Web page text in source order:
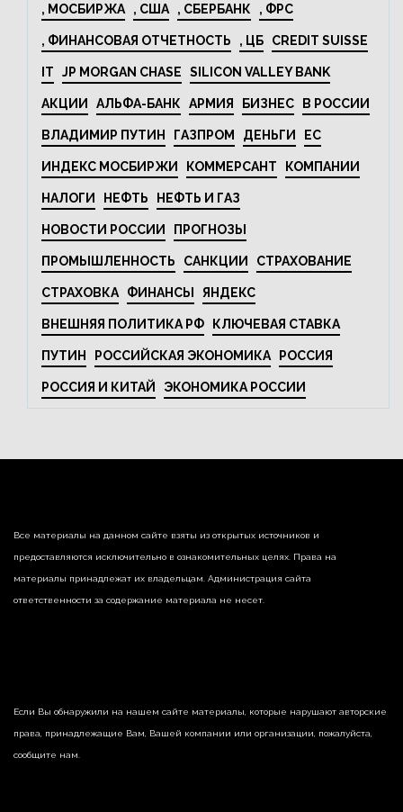
, МОСБИРЖА , США , СБЕРБАНК , ФРС
, ФИНАНСОВАЯ ОТЧЕТНОСТЬ , ЦБ CREDIT SUISSE
IT JP MORGAN CHASE SILICON VALLEY BANK
АКЦИИ АЛЬФА-БАНК АРМИЯ БИЗНЕС В РОССИИ
ВЛАДИМИР ПУТИН ГАЗПРОМ ДЕНЬГИ ЕС
ИНДЕКС МОСБИРЖИ КОММЕРСАНТ КОМПАНИИ
НАЛОГИ НЕФТЬ НЕФТЬ И ГАЗ
НОВОСТИ РОССИИ ПРОГНОЗЫ
ПРОМЫШЛЕННОСТЬ САНКЦИИ СТРАХОВАНИЕ
СТРАХОВКА ФИНАНСЫ ЯНДЕКС
ВНЕШНЯЯ ПОЛИТИКА РФ КЛЮЧЕВАЯ СТАВКА
ПУТИН РОССИЙСКАЯ ЭКОНОМИКА РОССИЯ
РОССИЯ И КИТАЙ ЭКОНОМИКА РОССИИ
Все материалы на данном сайте взяты из открытых источников и
предоставляются исключительно в ознакомительных целях. Права на
материалы принадлежат их владельцам. Администрация сайта
ответственности за содержание материала не несет.
Если Вы обнаружили на нашем сайте материалы, которые нарушают авторские
права, принадлежащие Вам, Вашей компании или организации, пожалуйста,
сообщите нам.